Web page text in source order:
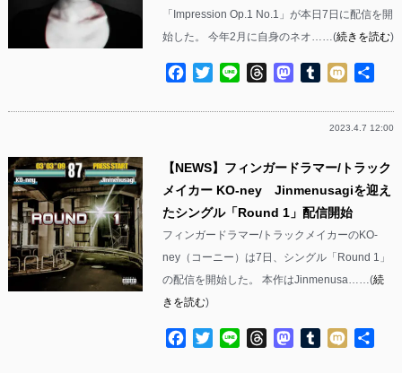
「Impression Op.1 No.1」が本日7日に配信を開
始した。 今年2月に自身のネオ……(続きを読む)
Facebook
TwitterLine ThreadsMastodon
Tumblr
Mixi
2023.4.7 12:00
【NEWS】フィンガードラマー/トラック
メイカー KO-ney Jinmenusagiを迎え
たシングル「Round 1」配信開始
フィンガードラマー/トラックメイカーのKO-
ney（コーニー）は7日、シングル「Round 1」
の配信を開始した。 本作はJinmenusa……(続
きを読む)
Facebook
TwitterLine ThreadsMastodon
Tumblr
Mixi